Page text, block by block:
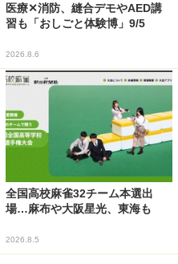
医療✕消防、縫合デモやAED講
習も「おしごと体験博」9/5
2026.8.6
全国高校麻雀32チーム本選出
場…麻布や大阪星光、東海も
2026.8.5